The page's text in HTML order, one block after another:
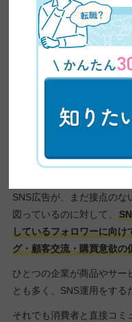
SNSごとに利用者の年齢
体を選んで広告を配信で
また、リスティング広告
特性として、ユーザー間
いわゆる “バズらせる” こ
2.SNS運用
SNS広告が、まだ接点の
図っているのに対して、
しているフォロワーに向け
グ・顧客交流・購買意欲の
ひとつの企業が商品やサー
とも多く、SNS運用をする
それでも消費者と直接コミ